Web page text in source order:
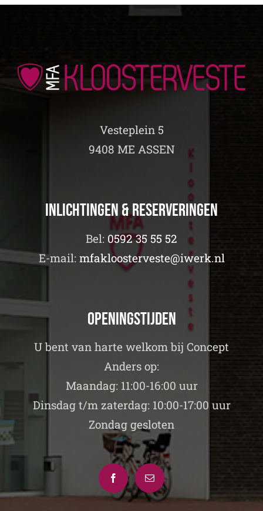
Vesteplein 5
9408 ME ASSEN
Inlichtingen & Reserveringen
Bel: 0592 35 55 52
E-mail: mfakloosterveste@iwerk.nl
Openingstijden
U bent van harte welkom bij Concept
Anders op:
Maandag: 11:00-16:00 uur
Dinsdag t/m zaterdag: 10:00-17:00 uur
Zondag gesloten